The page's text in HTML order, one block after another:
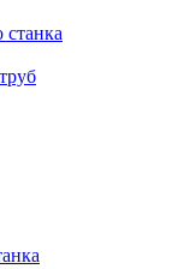
станка